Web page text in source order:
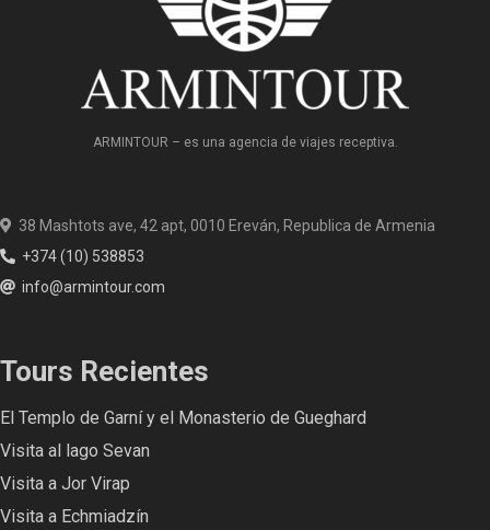
ARMINTOUR – es una agencia de viajes receptiva.
38 Mashtots ave, 42 apt, 0010 Ereván, Republica de Armenia
+374 (10) 538853
info@armintour.com
Tours Recientes
El Templo de Garní y el Monasterio de Gueghard
Visita al lago Sevan
Visita a Jor Virap
Visita a Echmiadzín